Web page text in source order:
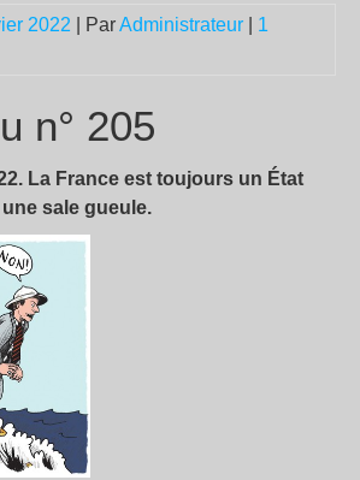
2022 | ParAdministrateur
1
n° 205
La France est toujours un État
sale gueule.